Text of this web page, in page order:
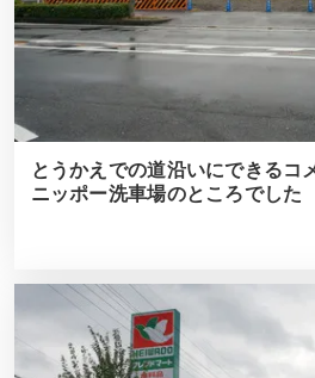
とうかえでの道沿いにできるコ
ニッポー洗車場のところでした